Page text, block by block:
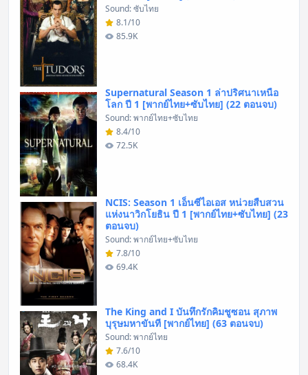
Sound: ซับไทย
8.1/10
85.9K
Supernatural Season 1 ล่าปริศนาเหนือ
โลก ปี 1 [พากย์ไทย+ซับไทย] (22 ตอนจบ)
Sound: พากย์ไทย+ซับไทย
8.4/10
72.5K
NCIS: Season 1 เอ็นซีไอเอส หน่วยสืบสวน
แห่งนาวิกโยธิน ปี 1 [พากย์ไทย+ซับไทย] (23
ตอนจบ)
Sound: พากย์ไทย+ซับไทย
7.8/10
69.4K
The King and I บันทึกรักคิมชูซอน สุภาพ
บุรุษมหาขันที [พากย์ไทย] (63 ตอนจบ)
Sound: พากย์ไทย
7.6/10
68.4K